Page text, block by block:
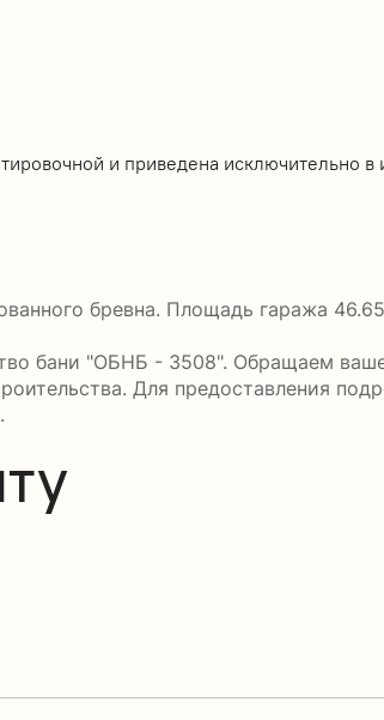
и приведена исключительно
бревна. Площадь гаража
бани "ОБНБ - 3508". Обращаем
Для предоставления